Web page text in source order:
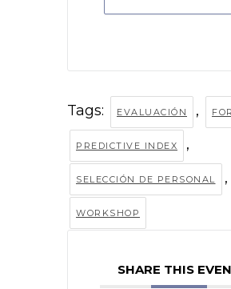
Tags: EVALUACIÓN ,
PREDICTIVE INDEX ,
SELECCIÓN DE PERSONAL ,
WORKSHOP
SHARE THIS